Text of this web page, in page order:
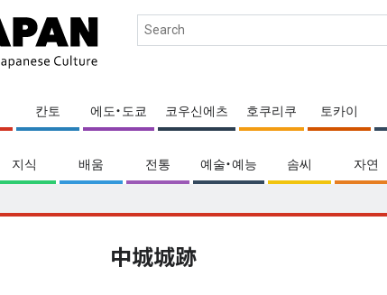
칸토 에도・도쿄 코우신에츠 호쿠리쿠 토카이
지식 배움 전통 예술・예능 솜씨 자연
中城城跡